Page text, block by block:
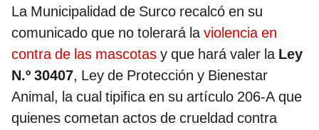
La Municipalidad de Surco recalcó en su
comunicado que no tolerará laviolencia en
contra de las mascotas y que hará valer la Ley
N.º 30407, Ley de Protección y Bienestar
Animal, la cual tipifica en su artículo 206-A que
quienes cometan actos de crueldad contra